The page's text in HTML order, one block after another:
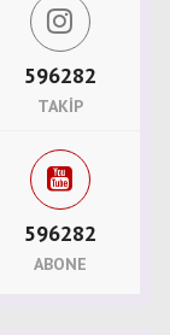
596282
TAKIP
596282
ABONE